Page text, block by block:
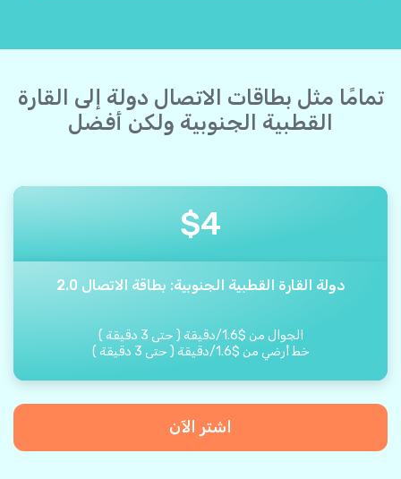
تمامًا مثل بطاقات الاتصال دولة إلى القارة
القطبية الجنوبية ولكن أفضل
$4
دولة القارة القطبية الجنوبية: بطاقة الاتصال 2.0
الجوال من $
1.6
/دقيقة ( حتى 3 دقيقة )
خط أرضي من $
1.6
/دقيقة ( حتى 3 دقيقة )
اشتر الآن